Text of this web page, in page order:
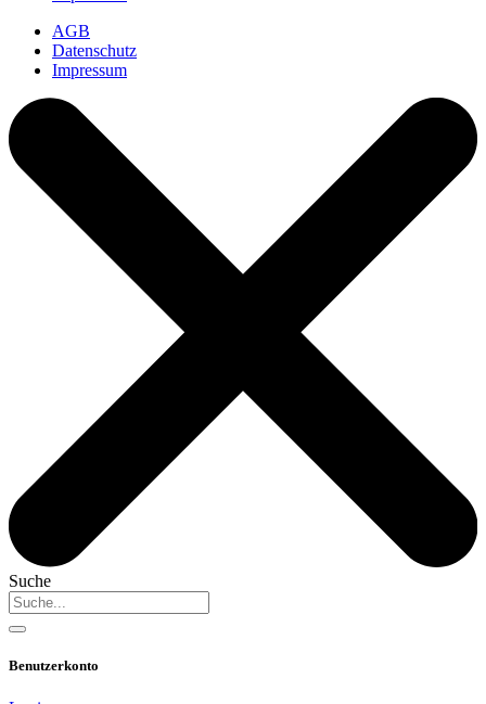
AGB
Datenschutz
Impressum
Suche
Benutzerkonto